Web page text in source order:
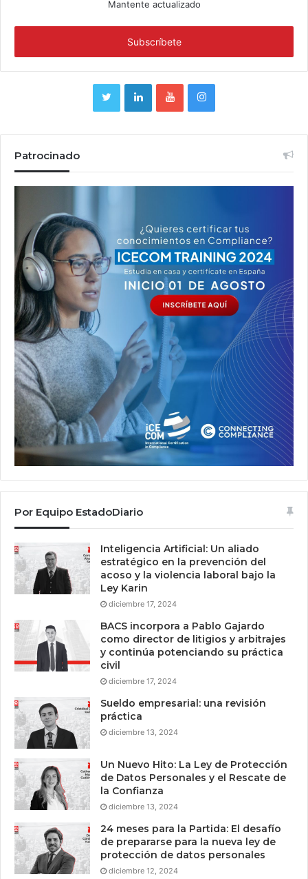
Mantente actualizado
Patrocinado
Por Equipo EstadoDiario
Inteligencia Artificial: Un aliado
estratégico en la prevención del
acoso y la violencia laboral bajo la
Ley Karin
diciembre 17, 2024
BACS incorpora a Pablo Gajardo
como director de litigios y arbitrajes
y continúa potenciando su práctica
civil
diciembre 17, 2024
Sueldo empresarial: una revisión
práctica
diciembre 13, 2024
Un Nuevo Hito: La Ley de Protección
de Datos Personales y el Rescate de
la Confianza
diciembre 13, 2024
24 meses para la Partida: El desafío
de prepararse para la nueva ley de
protección de datos personales
diciembre 12, 2024